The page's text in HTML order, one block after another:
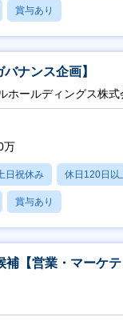
賞与あり
バナンス企画】
ホールディングス株式
万
日祝休み 休日120日以
賞与あり
補【営業・マーケ